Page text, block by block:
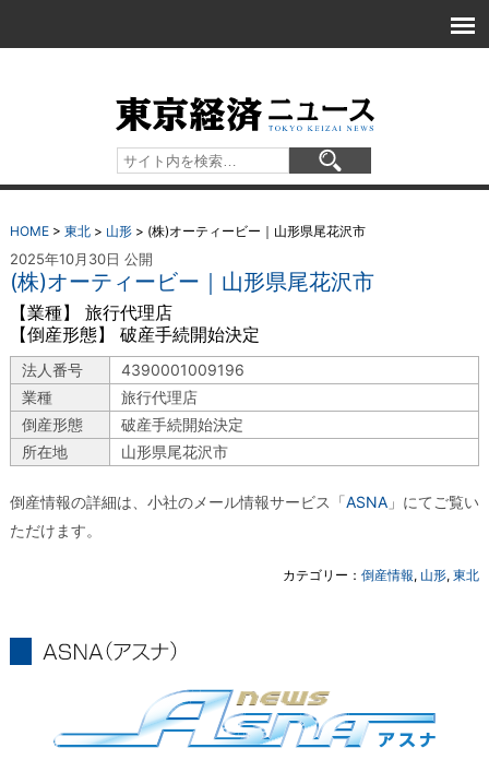
HOME> 東北> 山形> (株)オーティービー｜山形県尾花沢市
2025年10月30日 公開
(株)オーティービー｜山形県尾花沢市
【業種】 旅行代理店
【倒産形態】 破産手続開始決定
法人番号
4390001009196
業種
旅行代理店
倒産形態
破産手続開始決定
所在地
山形県尾花沢市
倒産情報の詳細は、小社のメール情報サービス「ASNA 」にてご覧い
ただけます。
カテゴリー：倒産情報, 山形,東北